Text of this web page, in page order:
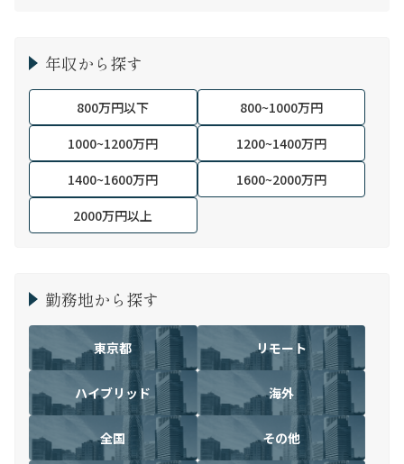
年収から探す
800万円以下
800~1000万円
1000~1200万円
1200~1400万円
1400~1600万円
1600~2000万円
2000万円以上
勤務地から探す
東京都 リモート
ハイブリッド 海外
全国 その他